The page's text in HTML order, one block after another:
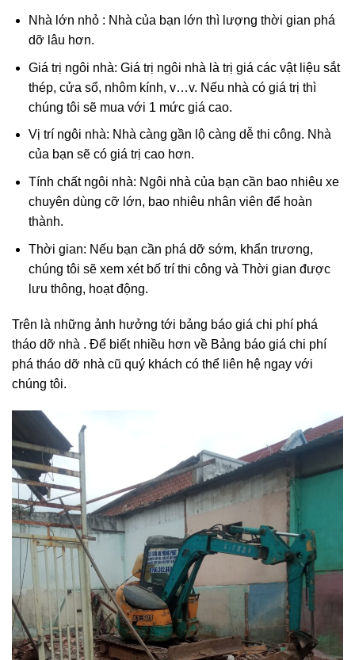
Nhà lớn nhỏ : Nhà của bạn lớn thì lượng thời gian phá
dỡ lâu hơn.
Giá trị ngôi nhà: Giá trị ngôi nhà là trị giá các vật liệu sắt
thép, cửa sổ, nhôm kính, v…v. Nếu nhà có giá trị thì
chúng tôi sẽ mua với 1 mức giá cao.
Vị trí ngôi nhà: Nhà càng gần lộ càng dễ thi công. Nhà
của bạn sẽ có giá trị cao hơn.
Tính chất ngôi nhà: Ngôi nhà của bạn cần bao nhiêu xe
chuyên dùng cỡ lớn, bao nhiêu nhân viên để hoàn
thành.
Thời gian: Nếu bạn cần phá dỡ sớm, khẩn trương,
chúng tôi sẽ xem xét bố trí thi công và Thời gian được
lưu thông, hoạt động.
Trên là những ảnh hưởng tới bảng báo giá chi phí phá
tháo dỡ nhà . Để biết nhiều hơn về Bảng báo giá chi phí
phá tháo dỡ nhà cũ quý khách có thể liên hệ ngay với
chúng tôi.